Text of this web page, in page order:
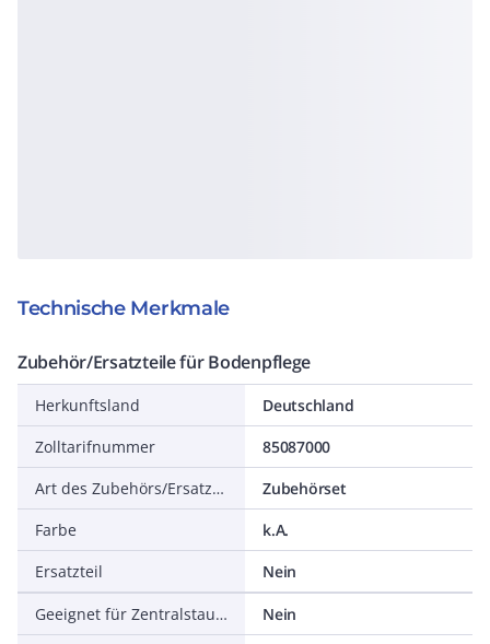
Technische Merkmale
Zubehör/Ersatzteile für Bodenpflege
Herkunftsland
Deutschland
Zolltarifnummer
85087000
Art des Zubehörs/Ersatzteils
Zubehörset
Farbe
k.A.
Ersatzteil
Nein
Geeignet für Zentralstaubsauganlagen
Nein